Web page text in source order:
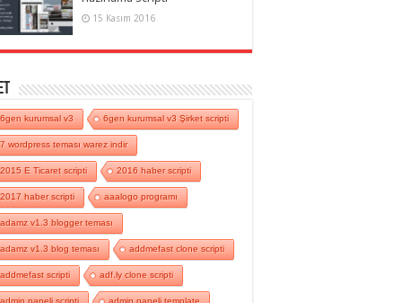
15 Kasım 2016
6gen kurumsal v3 6gen kurumsal v3 Şirket scripti
7 wordpress teması warez indir
2015 E Ticaret scripti 2016 haber scripti
2017 haber scripti aaalogo programı
adamz v1.3 blogger teması
adamz v1.3 blog teması addmefast clone scripti
addmefast scripti adf.ly clone scripti
admin paneli scripti admin paneli template